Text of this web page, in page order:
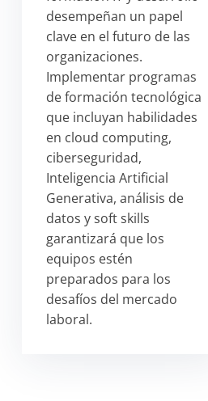
desempeñan un papel
clave en el futuro de las
organizaciones.
Implementar programas
de formación tecnológica
que incluyan habilidades
en cloud computing,
ciberseguridad,
Inteligencia Artificial
Generativa, análisis de
datos y soft skills
garantizará que los
equipos estén
preparados para los
desafíos del mercado
laboral.